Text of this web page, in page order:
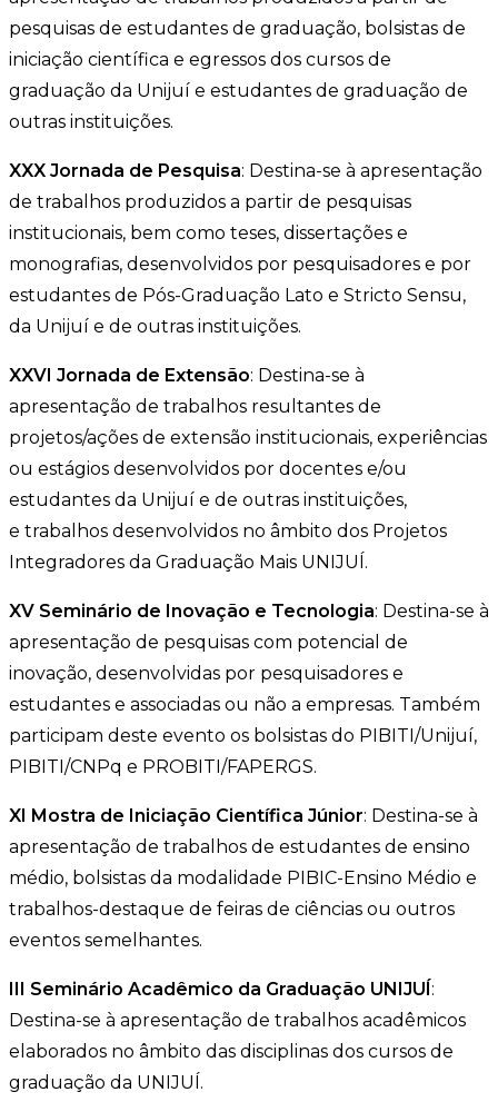
pesquisas de estudantes de graduação, bolsistas de
iniciação científica e egressos dos cursos de
graduação da Unijuí e estudantes de graduação de
outras instituições.
XXX Jornada de Pesquisa: Destina-se à apresentação
de trabalhos produzidos a partir de pesquisas
institucionais, bem como teses, dissertações e
monografias, desenvolvidos por pesquisadores e por
estudantes de Pós-Graduação Lato e Stricto Sensu,
da Unijuí e de outras instituições.
XXVI Jornada de Extensão: Destina-se à
apresentação de trabalhos resultantes de
projetos/ações de extensão institucionais, experiências
ou estágios desenvolvidos por docentes e/ou
estudantes da Unijuí e de outras instituições,
e trabalhos desenvolvidos no âmbito dos Projetos
Integradores da Graduação Mais UNIJUÍ.
XV Seminário de Inovação e Tecnologia: Destina-se à
apresentação de pesquisas com potencial de
inovação, desenvolvidas por pesquisadores e
estudantes e associadas ou não a empresas. Também
participam deste evento os bolsistas do PIBITI/Unijuí,
PIBITI/CNPq e PROBITI/FAPERGS.
XI Mostra de Iniciação Científica Júnior: Destina-se à
apresentação de trabalhos de estudantes de ensino
médio, bolsistas da modalidade PIBIC-Ensino Médio e
trabalhos-destaque de feiras de ciências ou outros
eventos semelhantes.
III Seminário Acadêmico da Graduação UNIJUÍ :
Destina-se à apresentação de trabalhos acadêmicos
elaborados no âmbito das disciplinas dos cursos de
graduação da UNIJUÍ.